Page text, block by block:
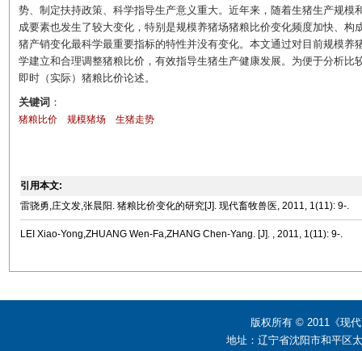
势、制定扶持政策、科学指导生产意义重大。近年来，随着生猪生产规
成要素也发生了较大变化，特别是规模养猪场猪粮比价变化频度加快、
猪产销变化最科学最重要指标的特性并没有变化。本文通过对目前规模
学建立和合理调整猪粮比价，有效指导生猪生产健康发展。为便于分析
即时（实际）猪粮比价论述。
关键词 ：
猪粮比价 规模猪场 生猪走势
引用本文:
雷骁勇,庄文发,张晨阳. 猪粮比价变化的研究[J]. 现代畜牧兽医, 2011, 1(11): 9-.
LEI Xiao-Yong,ZHUANG Wen-Fa,ZHANG Chen-Yang. [J]. , 2011, 1(11): 9-.
版权所有 © 2011《现
地址：辽宁省沈阳市和平区